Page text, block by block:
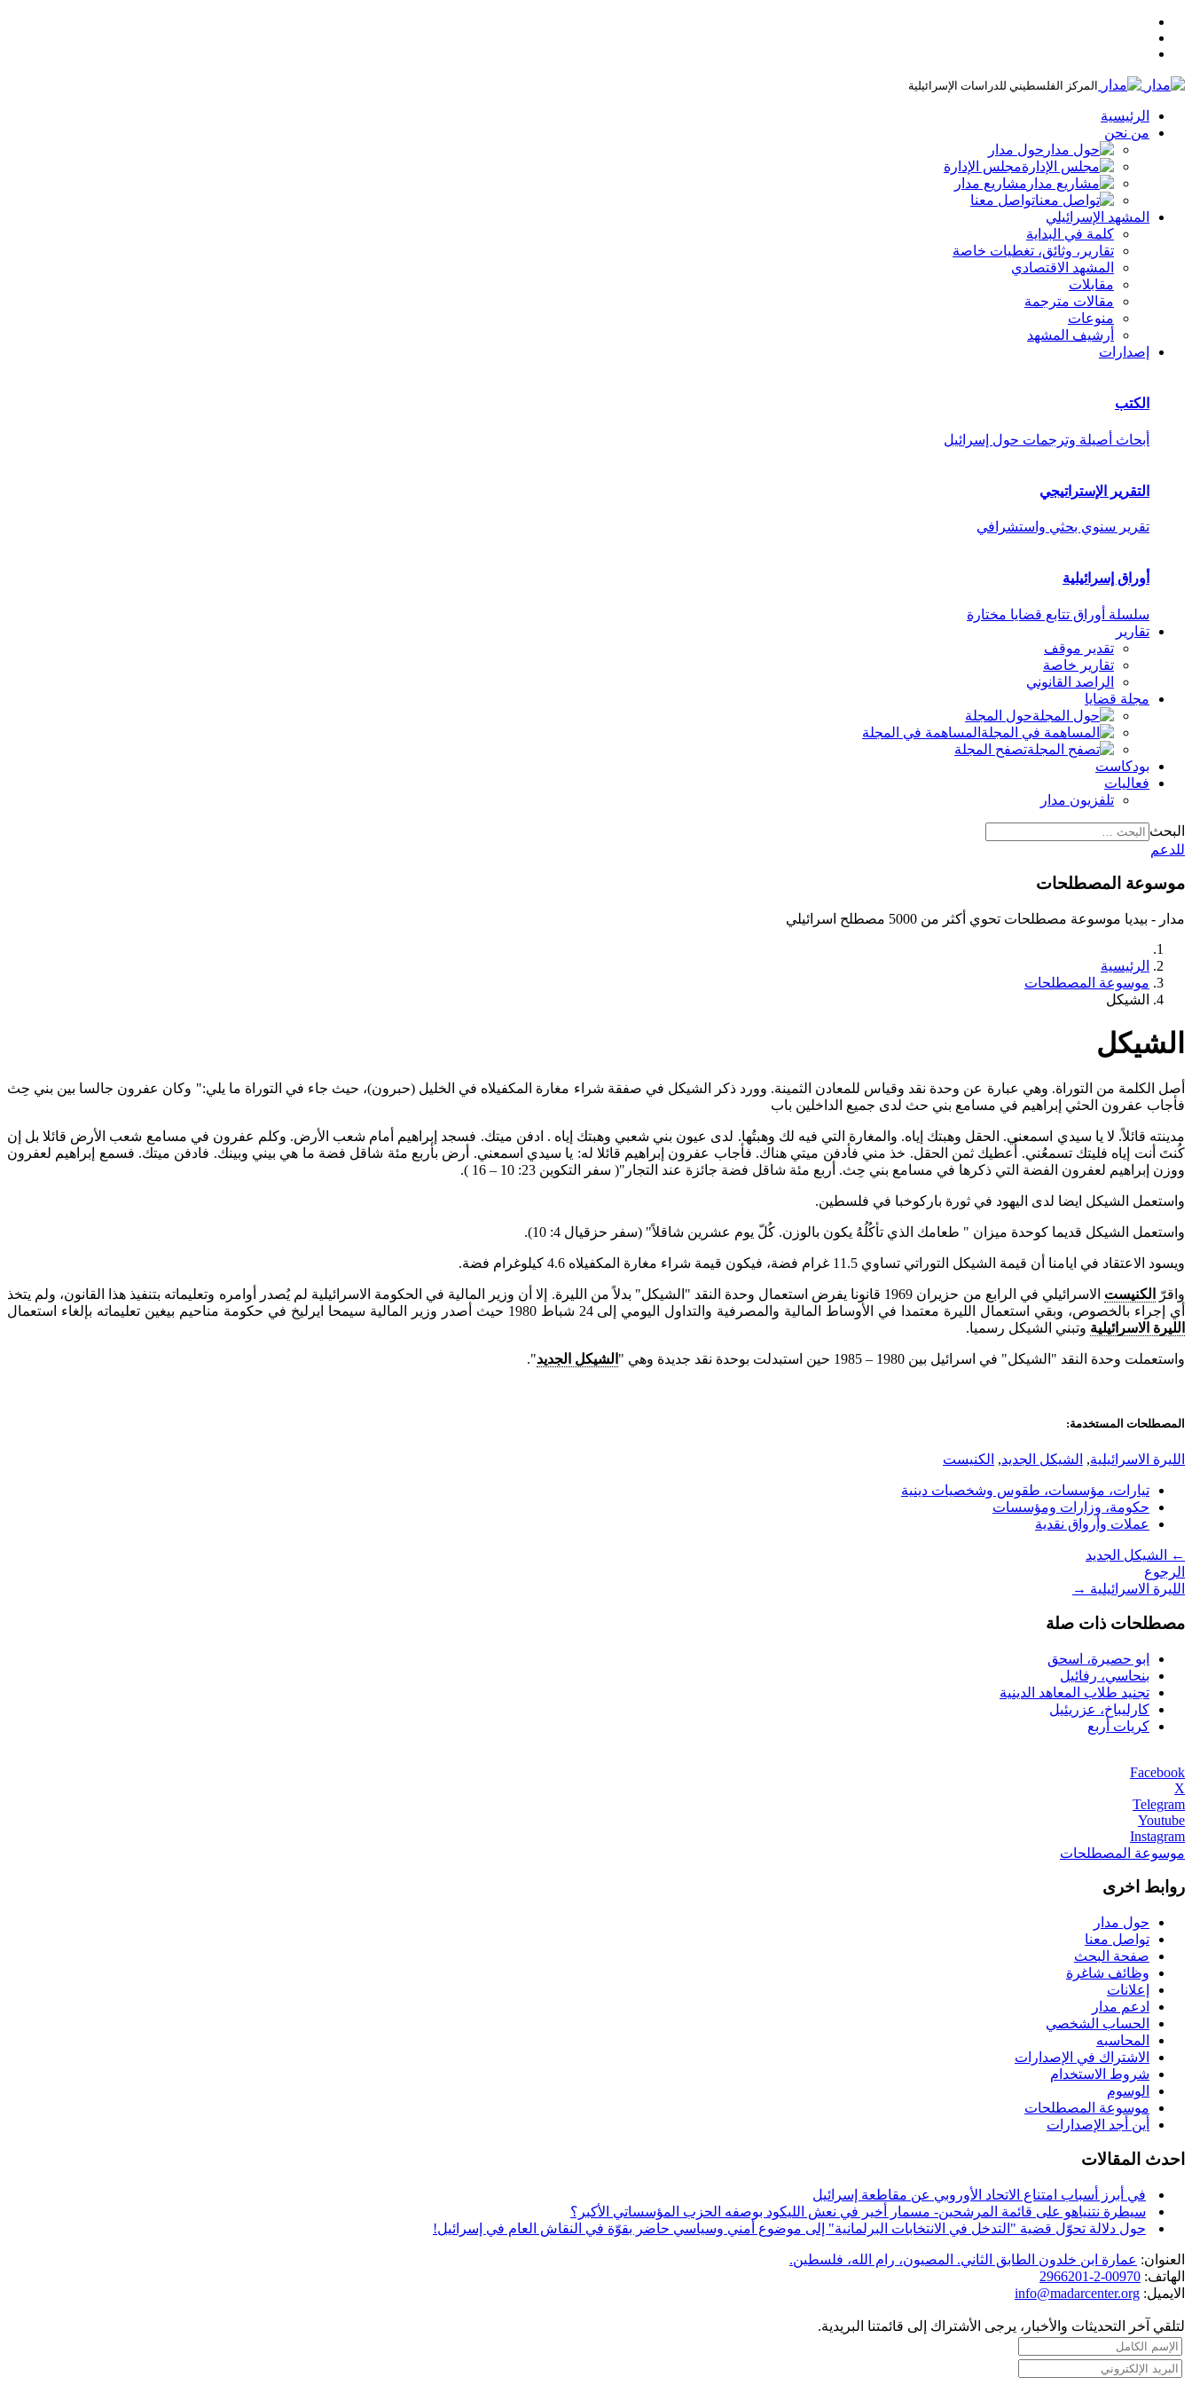
المركز الفلسطيني للدراسات الإسرائيلية
الرئيسية
من نحن
حول مدار
مجلس الإدارة
مشاريع مدار
تواصل معنا
المشهد الإسرائيلي
كلمة في البداية
تقارير، وثائق، تغطيات خاصة
المشهد الاقتصادي
مقابلات
مقالات مترجمة
منوعات
أرشيف المشهد
إصدارات
الكتب
أبحاث أصيلة وترجمات حول إسرائيل
التقرير الإستراتيجي
تقرير سنوي بحثي واستشرافي
أوراق إسرائيلية
سلسلة أوراق تتابع قضايا مختارة
تقارير
تقدير موقف
تقارير خاصة
الراصد القانوني
مجلة قضايا
حول المجلة
المساهمة في المجلة
تصفح المجلة
بودكاست
فعاليات
تلفزيون مدار
البحث
للدعم
موسوعة المصطلحات
مدار - بيديا موسوعة مصطلحات تحوي أكثر من 5000 مصطلح اسرائيلي
الرئيسية
موسوعة المصطلحات
الشيكل
الشيكل
أصل الكلمة من التوراة. وهي عبارة عن وحدة نقد وقياس للمعادن الثمينة. وورد ذكر الشيكل في صفقة شراء مغارة المكفيلاه في الخليل (حبرون)، حيث جاء في التوراة ما يلي:" وكان عفرون جالسا بين بني حِث
فأجاب عفرون الحثي إبراهيم في مسامع بني حث لدى جميع الداخلين باب
مدينته قائلاً. لا يا سيدي اسمعني. الحقل وهبتك إياه. والمغارة التي فيه لك وهبتُها. لدى عيون بني شعبي وهبتك إياه . ادفن ميتك. فسجد إبراهيم أمام شعب الأرض. وكلم عفرون في مسامع شعب الأرض قائلا بل إن
كُنتَ أنت إياه فليتك تسمعُني. أُعطيك ثمن الحقل. خذ مني فأدفن ميتي هناك. فأجاب عفرون إبراهيم قائلا له: يا سيدي اسمعني. أرض بأربع مئة شاقل فضة ما هي بيني وبينك. فادفن ميتك. فسمع إبراهيم لعفرون
ووزن إبراهيم لعفرون الفضة التي ذكرها في مسامع بني حِث. أربع مئة شاقل فضة جائزة عند التجار"( سفر التكوين 23: 10 – 16 ).
واستعمل الشيكل ايضا لدى اليهود في ثورة باركوخبا في فلسطين.
واستعمل الشيكل قديما كوحدة ميزان " طعامك الذي تأكُلُهُ يكون بالوزن. كُلّ يوم عشرين شاقلاً" (سفر حزقيال 4: 10).
ويسود الاعتقاد في ايامنا أن قيمة الشيكل التوراتي تساوي 11.5 غرام فضة، فيكون قيمة شراء مغارة المكفيلاه 4.6 كيلوغرام فضة.
واقرّ الكنيست
الاسرائيلي في الرابع من حزيران 1969 قانونا يفرض استعمال وحدة النقد "الشيكل" بدلاً من الليرة. إلا أن وزير المالية في الحكومة الاسرائيلية لم يُصدر أوامره وتعليماته بتنفيذ هذا القانون، ولم يتخذ
أي إجراء بالخصوص، وبقي استعمال الليرة معتمدا في الأوساط المالية والمصرفية والتداول اليومي إلى 24 شباط 1980 حيث أصدر وزير المالية سيمحا ايرليخ في حكومة مناحيم بيغين تعليماته بإلغاء استعمال
الليرة الاسرائيلية وتبني الشيكل رسميا.
واستعملت وحدة النقد "الشيكل" في اسرائيل بين 1980 – 1985 حين استبدلت بوحدة نقد جديدة وهي " الشيكل الجديد".
المصطلحات المستخدمة:
الليرة الاسرائيلية, الشيكل الجديد, الكنيست
تيارات، مؤسسات، طقوس وشخصيات دينية
حكومة، وزارات ومؤسسات
عملات وأرواق نقدية
←
الشيكل الجديد
الرجوع
الليرة الاسرائيلية →
مصطلحات ذات صلة
ابو حصيرة، اسحق
بنحاسي، رفائيل
تجنيد طلاب المعاهد الدينية
كارليباخ، عزريئيل
كريات أربع
Facebook
X
Telegram
Youtube
Instagram
موسوعة المصطلحات
روابط اخرى
حول مدار
تواصل معنا
صفحة البحث
وظائف شاغرة
إعلانات
ادعم مدار
الحساب الشخصي
المحاسبه
الاشتراك في الإصدارات
شروط الاستخدام
الوسوم
موسوعة المصطلحات
أين أجد الإصدارات
احدث المقالات
في أبرز أسباب امتناع الاتحاد الأوروبي عن مقاطعة إسرائيل
سيطرة نتنياهو على قائمة المرشحين- مسمار أخير في نعش الليكود بوصفه الحزب المؤسساتي الأكبر؟
حول دلالة تحوّل قضية "التدخل في الانتخابات البرلمانية" إلى موضوع أمني وسياسي حاضر بقوّة في النقاش العام في إسرائيل!
العنوان: عمارة ابن خلدون الطابق الثاني. المصيون، رام الله، فلسطين.
الهاتف: 00970-2-2966201
الايميل: info@madarcenter.org
لتلقي آخر التحديثات والأخبار، يرجى الأشتراك إلى قائمتنا البريدية.